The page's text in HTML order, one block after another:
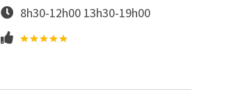
8h30-12h00 13h30-19h00